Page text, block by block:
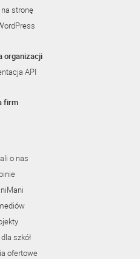
stronę
organizacji
API
firm
o nas
szkół
ofertowe